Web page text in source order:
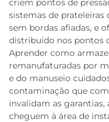
criem pontos de
sistemas de prateleiras
sem bordas afiadas, e
distribuído nos pontos
Aprender como
remanufaturadas por
e do manuseio
contaminação que
invalidam as
cheguem à área de